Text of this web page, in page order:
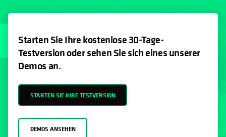
Starten Sie Ihre kostenlose 30-Tage-
Testversion oder sehen Sie sich eines unserer
Demos an.
STARTEN SIE IHRE TESTVERSION
DEMOS ANSEHEN